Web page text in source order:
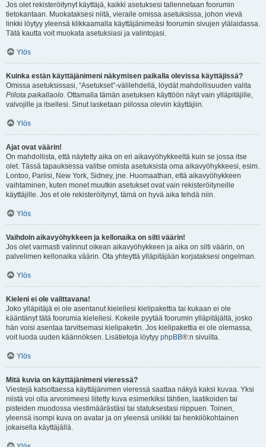
Jos olet rekisteröitynyt käyttäjä, kaikki asetuksesi tallennetaan foorumin
tietokantaan. Muokataksesi niitä, vieraile omissa asetuksissa, johon vievä
linkki löytyy yleensä klikkaamalla käyttäjänimeäsi foorumin sivujen ylälaidassa.
Tätä kautta voit muokata asetuksiasi ja valintojasi.
Ylös
Kuinka estän käyttäjänimeni näkymisen paikalla olevissa käyttäjissä?
Omissa asetuksissasi, “Asetukset”-välilehdellä, löydät mahdollisuuden valita
Piilota paikallaolo. Ottamalla tämän asetuksen käyttöön näyt vain ylläpitäjille,
valvojille ja itsellesi. Sinut lasketaan piilossa oleviin käyttäjiin.
Ylös
Ajat ovat väärin!
On mahdollista, että näytetty aika on eri aikavyöhykkeeltä kuin se jossa itse
olet. Tässä tapauksessa valitse omista asetuksista oma aikavyöhykkeesi, esim.
Lontoo, Pariisi, New York, Sidney, jne. Huomaathan, että aikavyöhykkeen
vaihtaminen, kuten monet muutkin asetukset ovat vain rekisteröityneille
käyttäjille. Jos et ole rekisteröitynyt, tämä on hyvä aika tehdä niin.
Ylös
Vaihdoin aikavyöhykkeen ja kellonaika on silti väärin!
Jos olet varmasti valinnut oikean aikavyöhykkeen ja aika on silti väärin, on
palvelimen kellonaika väärin. Ota yhteyttä ylläpitäjään korjataksesi ongelman.
Ylös
Kieleni ei ole valittavana!
Joko ylläpitäjä ei ole asentanut kielellesi kielipakettia tai kukaan ei ole
kääntänyt tätä foorumia kielellesi. Kokeile pyytää foorumin ylläpitäjältä, josko
hän voisi asentaa tarvitsemasi kielipaketin. Jos kielipakettia ei ole olemassa,
voit luoda uuden käännöksen. Lisätietoja löytyy phpBB®:n sivuilta.
Ylös
Mitä kuvia on käyttäjänimeni vieressä?
Viestejä katsottaessa käyttäjänimen vieressä saattaa näkyä kaksi kuvaa. Yksi
niistä voi olla arvonimeesi liitetty kuva esimerkiksi tähtien, laatikoiden tai
pisteiden muodossa viestimäärästäsi tai statuksestasi riippuen. Toinen,
yleensä isompi kuva on avatar ja on yleensä uniikki tai henkilökohtainen
jokaisella käyttäjällä.